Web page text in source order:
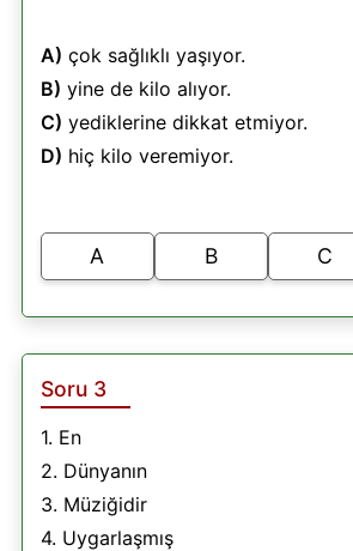
A) çok sağlıklı yaşıyor.
B) yine de kilo alıyor.
C) yediklerine dikkat etmiyor.
D) hiç kilo veremiyor.
A B C
Soru 3
1. En
2. Dünyanın
3. Müziğidir
4. Uygarlaşmış